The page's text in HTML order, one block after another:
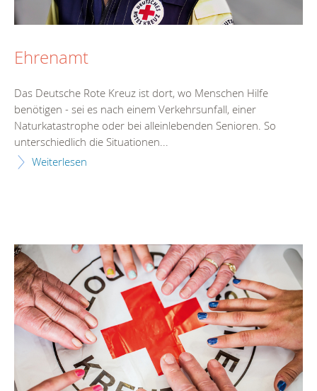
Ehrenamt
Das Deutsche Rote Kreuz ist dort, wo Menschen Hilfe
benötigen - sei es nach einem Verkehrsunfall, einer
Naturkatastrophe oder bei alleinlebenden Senioren. So
unterschiedlich die Situationen...
Weiterlesen